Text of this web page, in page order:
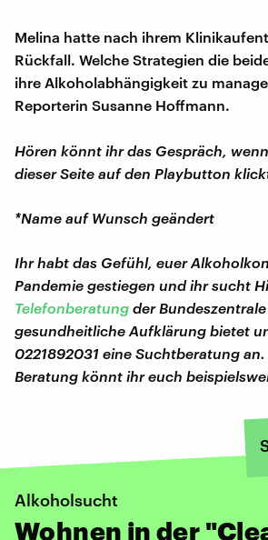
Melina hatte nach ihrem
Rückfall. Welche Strategien die
ihre Alkoholabhängigkeit zu
Reporterin Susanne Hoffmann.
Hören könnt ihr das Gespräch,
dieser Seite auf den Playbutton
*Name auf Wunsch geändert
Ihr habt das Gefühl, euer
Pandemie gestiegen und ihr sucht
Telefonberatung der
gesundheitliche Aufklärung bietet
0221892031 eine Suchtberatung
Beratung könnt ihr euch
Alkoholsucht
Wohnen in der